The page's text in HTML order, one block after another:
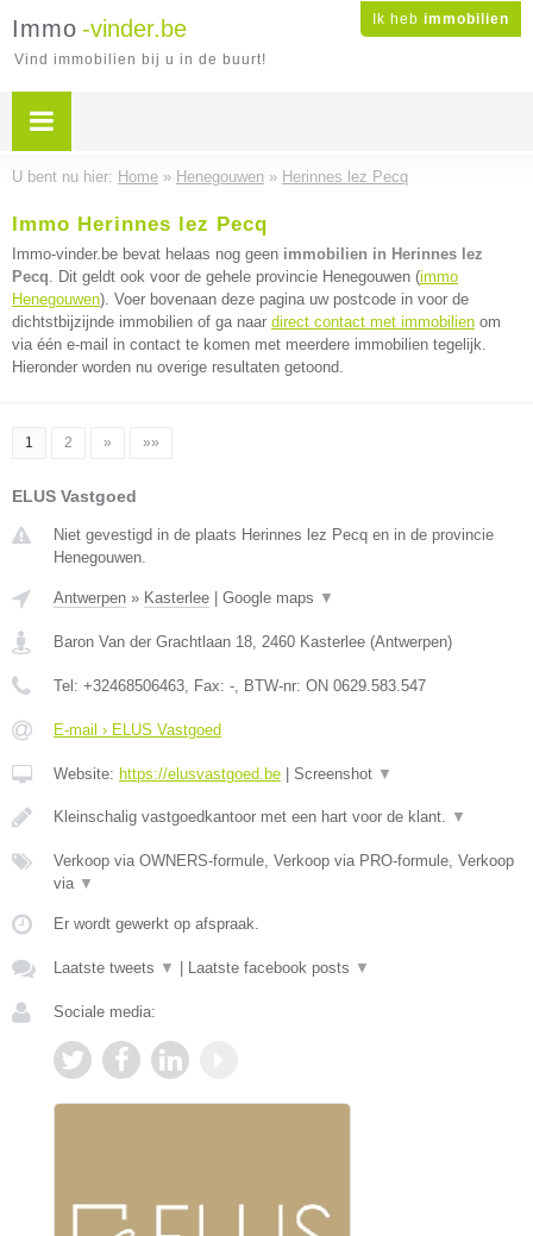
Ik heb immobilien
Immo -vinder.be
Vind immobilien bij u in de buurt!
U bent nu hier: Home » Henegouwen » Herinnes lez Pecq
Immo Herinnes lez Pecq
Immo-vinder.be bevat helaas nog geen immobilien in Herinnes lez
Pecq. Dit geldt ook voor de gehele provincie Henegouwen (immo
Henegouwen). Voer bovenaan deze pagina uw postcode in voor de
dichtstbijzijnde immobilien of ga naar direct contact met immobilien om
via één e-mail in contact te komen met meerdere immobilien tegelijk.
Hieronder worden nu overige resultaten getoond.
1 2 » »»
ELUS Vastgoed
Niet gevestigd in de plaats Herinnes lez Pecq en in de provincie
Henegouwen.
Antwerpen » Kasterlee Google maps ▼
Baron Van der Grachtlaan 18, 2460 Kasterlee (Antwerpen)
Tel: +32468506463, Fax: -, BTW-nr: ON 0629.583.547
E-mail › ELUS Vastgoed
Website: https://elusvastgoed.be Screenshot ▼
Kleinschalig vastgoedkantoor met een hart voor de klant. ▼
Verkoop via OWNERS-formule, Verkoop via PRO-formule, Verkoop
via ▼
Er wordt gewerkt op afspraak.
Laatste tweets ▼ Laatste facebook posts ▼
Sociale media: